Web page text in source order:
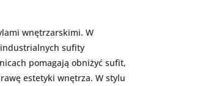
wnętrzarskimi. W
sufity
pomagają obniżyć sufit,
estetyki wnętrza. W stylu